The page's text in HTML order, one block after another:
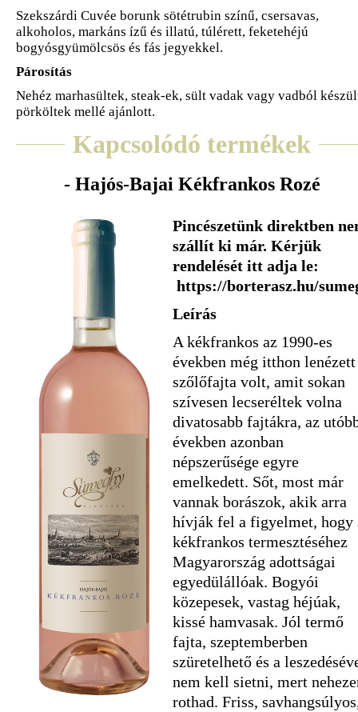
Szekszárdi Cuvée borunk sötétrubin színű, csersavas,
alkoholos, markáns ízű és illatú, túlérett, feketehéjú
bogyósgyümölcsös és fás jegyekkel.
Párosítás
Nehéz marhasültek, steak-ek, sült vadak vagy vadból
pörköltek mellé ajánlott.
Kapcsolódó termékek
- Hajós-Bajai Kékfrankos Rozé
Pincészetünk direktben
szállít ki már. Kérjük
rendelését itt adja le:
https://borterasz.hu/
Leírás
A kékfrankos az 1990-es
években még itthon lenézett
szőlőfajta volt, amit sokan
szívesen lecseréltek volna
divatosabb fajtákra, az
években azonban
népszerűsége egyre
emelkedett. Sőt, most már
vannak borászok, akik arra
hívják fel a figyelmet, hogy
kékfrankos termesztéséhez
Magyarország adottságai
egyedülállóak. Bogyói
közepesek, vastag héjúak,
kissé hamvasak. Jól termő
fajta, szeptemberben
szüretelhető és a
nem kell sietni, mert
rothad. Friss,